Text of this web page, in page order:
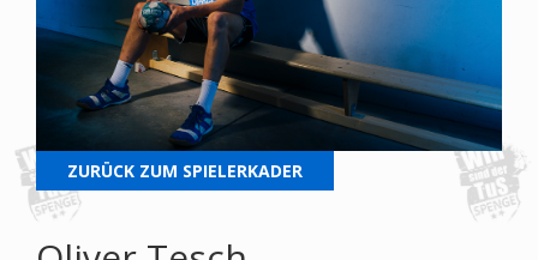
ZURÜCK ZUM SPIELERKADER